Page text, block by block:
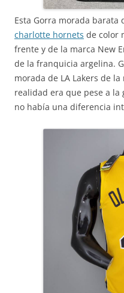
Esta Gorra morada barata
charlotte hornets de color
frente y de la marca New
de la franquicia argelina.
morada de LA Lakers de
realidad era que pese a la
no había una diferencia